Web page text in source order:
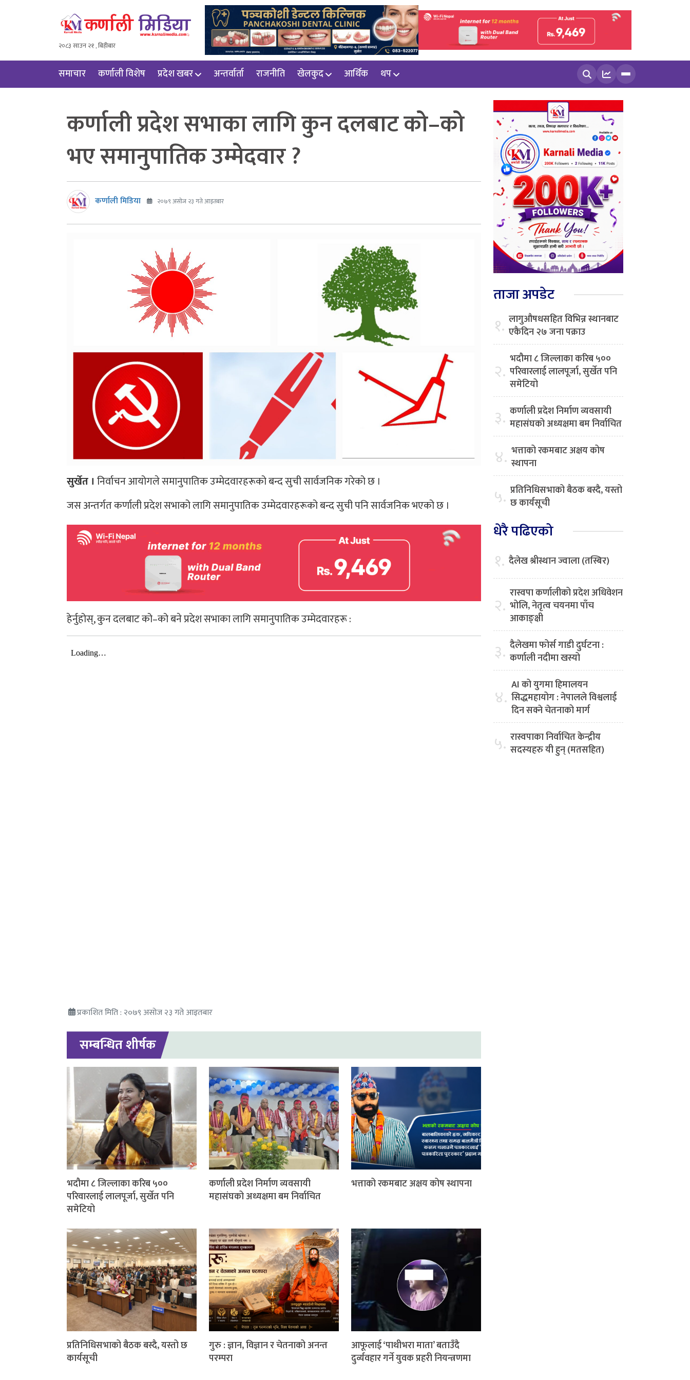
२०८३ साउन २१ , बिहीबार
समाचार कर्णाली विशेष प्रदेश खबर अन्तर्वार्ता राजनीति खेलकुद आर्थिक थप
खोज्नुहोस
कर्णाली प्रदेश सभाका लागि कुन दलबाट को–को
भए समानुपातिक उम्मेदवार ?
कर्णाली मिडिया २०७९ असोज २३ गते आइतबार
सुर्खेत । निर्वाचन आयोगले समानुपातिक उम्मेदवारहरूको बन्द सुची सार्वजनिक गरेको छ ।
जस अन्तर्गत कर्णाली प्रदेश सभाको लागि समानुपातिक उम्मेदवारहरूको बन्द सुची पनि सार्वजनिक भएको छ ।
हेर्नुहोस्, कुन दलबाट को–को बने प्रदेश सभाका लागि समानुपातिक उम्मेदवारहरू :
प्रकाशित मिति : २०७९ असोज २३ गते आइतबार
सम्बन्धित शीर्षक
भदौमा ८ जिल्लाका करिब ५००
परिवारलाई लालपूर्जा, सुर्खेत पनि
समेटियो
कर्णाली प्रदेश निर्माण व्यवसायी
महासंघको अध्यक्षमा बम निर्वाचित
भत्ताको रकमबाट अक्षय कोष स्थापना
प्रतिनिधिसभाको बैठक बस्दै, यस्तो छ
कार्यसूची
गुरु : ज्ञान, विज्ञान र चेतनाको अनन्त
परम्परा
आफूलाई ‘पाथीभरा माता’ बताउँदै
दुर्व्यवहार गर्ने युवक प्रहरी नियन्त्रणमा
ताजा अपडेट
१. लागुऔषधसहित विभिन्न स्थानबाट
एकैदिन २७ जना पक्राउ
२. भदौमा ८ जिल्लाका करिब ५००
परिवारलाई लालपूर्जा, सुर्खेत पनि
समेटियो
३. कर्णाली प्रदेश निर्माण व्यवसायी
महासंघको अध्यक्षमा बम निर्वाचित
४. भत्ताको रकमबाट अक्षय कोष
स्थापना
५. प्रतिनिधिसभाको बैठक बस्दै, यस्तो
छ कार्यसूची
धेरै पढिएको
१. दैलेख श्रीस्थान ज्वाला (तस्बिर)
२. रास्वपा कर्णालीको प्रदेश अधिवेशन
भोलि, नेतृत्व चयनमा पाँच
आकाङ्क्षी
३. दैलेखमा फोर्स गाडी दुर्घटना :
कर्णाली नदीमा खस्यो
४. AI को युगमा हिमालयन
सिद्धमहायोग : नेपालले विश्वलाई
दिन सक्ने चेतनाको मार्ग
५. रास्वपाका निर्वाचित केन्द्रीय
सदस्यहरु यी हुन् (मतसहित)